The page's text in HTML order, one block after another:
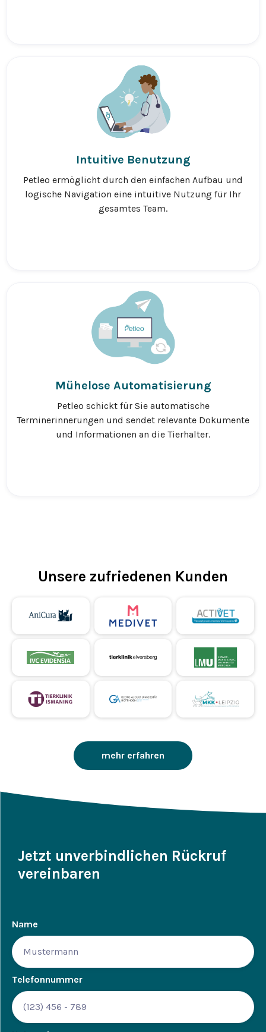
Intuitive Benutzung
Petleo ermöglicht durch den einfachen Aufbau und
logische Navigation eine intuitive Nutzung für Ihr
gesamtes Team.
Mühelose Automatisierung
Petleo schickt für Sie automatische
Terminerinnerungen und sendet relevante Dokumente
und Informationen an die Tierhalter.
Unsere zufriedenen Kunden
mehr erfahren
Jetzt unverbindlichen Rückruf
vereinbaren
Name
Telefonnummer